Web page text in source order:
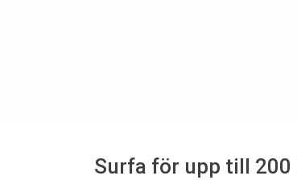
Surfa för upp till 200